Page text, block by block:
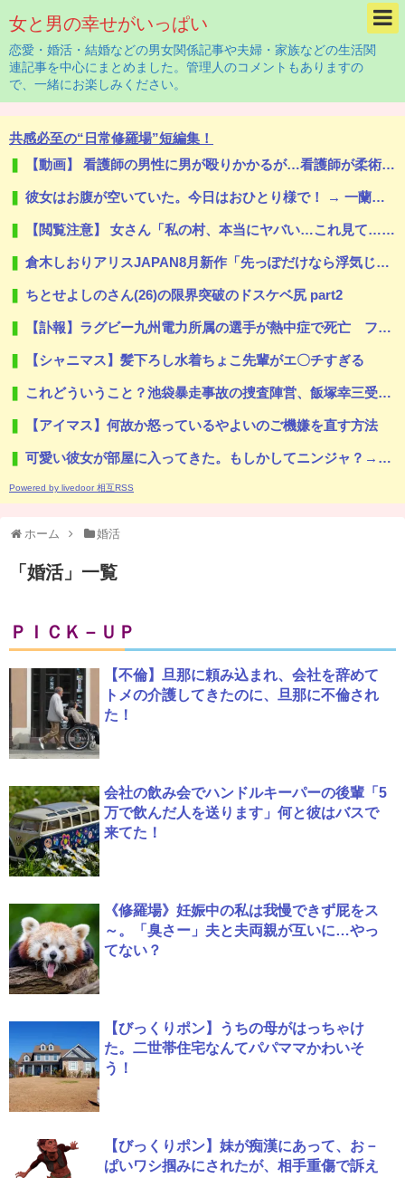
女と男の幸せがいっぱい
恋愛・婚活・結婚などの男女関係記事や夫婦・家族などの生活関
連記事を中心にまとめました。管理人のコメントもありますの
で、一緒にお楽しみください。
共感必至の“日常修羅場”短編集！
【動画】 看護師の男性に男が殴りかかるが…看護師が柔術使いだった
彼女はお腹が空いていた。今日はおひとり様で！ → 一蘭みたいなカウンターはこちらです…
【閲覧注意】 女さん「私の村、本当にヤバい…これ見て…」（衝撃動画）
倉木しおりアリスJAPAN8月新作「先っぽだけなら浮気じゃないよ？イケないギリギリの焦らし責めに屈し膣奥深ハメ浮気」理性崩壊NTR作品！！
ちとせよしのさん(26)の限界突破のドスケベ尻 part2
【訃報】ラグビー九州電力所属の選手が熱中症で死亡 フィジー出身の26歳
【シャニマス】髪下ろし水着ちょこ先輩がエ〇チすぎる
これどういうこと？池袋暴走事故の捜査陣営、飯塚幸三受刑者を逮捕しなくていい理由を考えるために1000ページもの法解釈書を読んでた模様…自民議員からも圧力
【アイマス】何故か怒っているやよいのご機嫌を直す方法
可愛い彼女が部屋に入ってきた。もしかしてニンジャ？→スタイリッシュな動きはこちらです…
Powered by livedoor 相互RSS
ホーム 婚活
「 婚活」 一覧
ＰＩＣＫ－ＵＰ
【不倫】旦那に頼み込まれ、会社を辞めて
トメの介護してきたのに、旦那に不倫され
た！
会社の飲み会でハンドルキーパーの後輩「5
万で飲んだ人を送ります」何と彼はバスで
来てた！
《修羅場》妊娠中の私は我慢できず屁をス
～。「臭さー」夫と夫両親が互いに…やっ
てない？
【びっくりポン】うちの母がはっちゃけ
た。二世帯住宅なんてパパママかわいそ
う！
【びっくりポン】妹が痴漢にあって、お－
ぱいワシ掴みにされたが、相手重傷で訴え